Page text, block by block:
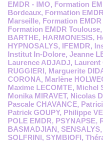
EMDR - IMO, Formation
Bordeaux, Formation
Marseille, Formation EMDR
Formation EMDR Toulouse,
BARTHE, HARMONESIS,
HYPNOSALYS, IFEMDR,
Institut In-Dolore, Jeanne
Laurence ADJADJ, Laurent
RUGGIERI, Marguerite
CORONA, Marlène
Maxime LECOMTE, Michel
Monika MIRAVET, Nicolas
Pascale CHAVANCE,
Patrick GOUPY, Philippe
POLE EMDR, PSYNAPSE,
BASMADJIAN, SENSALYS,
SOLFRINI, SYMBIOFI,